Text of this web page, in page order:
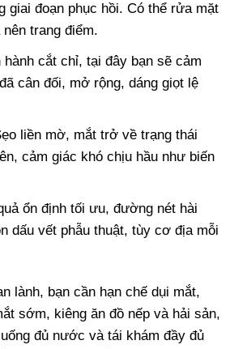
giai đoạn phục hồi. Có thể rửa mặt
trang điểm.
hành cắt chỉ, tại đây bạn sẽ cảm
cân đối, mở rộng, dáng giọt lệ
liền mờ, mắt trở về trạng thái
cảm giác khó chịu hầu như biến
ổn định tối ưu, đường nét hài
dấu vết phẫu thuật, tùy cơ địa mỗi
lành, bạn cần hạn chế dụi mắt,
sớm, kiêng ăn đồ nếp và hải sản,
đủ nước và tái khám đầy đủ